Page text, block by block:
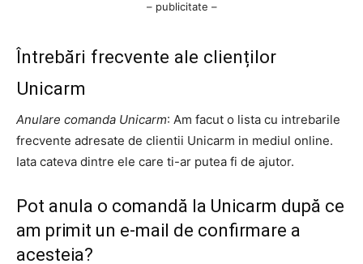
– publicitate –
Întrebări frecvente ale clienților
Unicarm
Anulare comanda Unicarm: Am facut o lista cu intrebarile
frecvente adresate de clientii Unicarm in mediul online.
Iata cateva dintre ele care ti-ar putea fi de ajutor.
Pot anula o comandă la Unicarm după ce
am primit un e-mail de confirmare a
acesteia?